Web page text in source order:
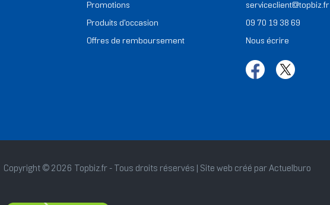
Promotions
Produits d'occasion
Offres de remboursement
serviceclient@topbiz.fr
09 70 19 38 69
Nous écrire
Copyright © 2026 Topbiz.fr - Tous droits réservés | Site web créé par Actuelburo